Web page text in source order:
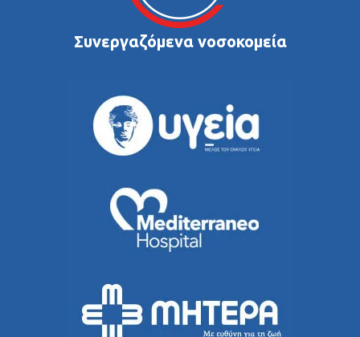
Συνεργαζόμενα νοσοκομεία